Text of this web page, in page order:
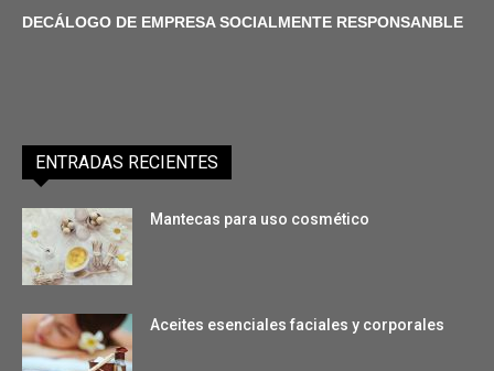
DECÁLOGO DE EMPRESA SOCIALMENTE RESPONSANBLE
ENTRADAS RECIENTES
Mantecas para uso cosmético
Aceites esenciales faciales y corporales